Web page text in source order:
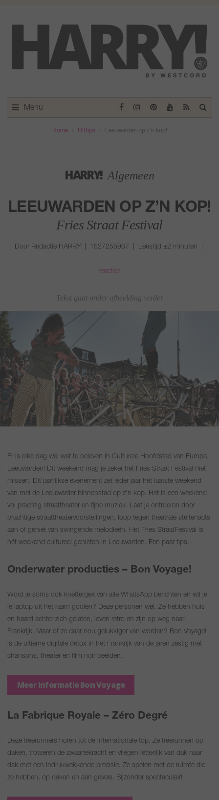
Menu
Home Uittips Leeuwarden op z’n kop!
HARRY! Algemeen
LEEUWARDEN OP Z’N KOP!
Fries Straat Festival
Door Redactie HARRY! | 1527255907 | Leestijd ±2 minuten |
reacties
Tekst gaat onder afbeelding verder
Er is elke dag wel wat te beleven in Culturele Hoofdstad van Europa,
Leeuwarden! Dit weekend mag je zeker het Fries Straat Festival niet
missen. Dit jaarlijkse evenement zet ieder jaar het laatste weekend
van mei de Leeuwarder binnenstad op z’n kop. Het is een weekend
vol prachtig straattheater en fijne muziek. Laat je ontroeren door
prachtige straattheatervoorstellingen, loop tegen theatrale steltenacts
aan of geniet van swingende melodieën. Het Fries StraatFestival is
hét weekend cultureel genieten in Leeuwarden. Een paar tips:
Onderwater producties – Bon Voyage!
Word je soms ook knettergek van alle WhatsApp berichten en wil je
je laptop uit het raam gooien? Deze personen wel. Ze hebben huis
en haard achter zich gelaten, leven retro en zijn op weg naar
Frankrijk. Maar of ze daar nou gelukkiger van worden? Bon Voyage!
is de ultieme digitale detox in het Frankrijk van de jaren zestig met
chansons, theater en film noir beelden.
Meer informatie Bon Voyage
La Fabrique Royale – Zéro Degré
Deze freerunners horen tot de internationale top. Ze freerunnen op
daken, trotseren de zwaartekracht en vliegen letterlijk van dak naar
dak met een indrukwekkende precisie. Ze spelen met de ruimte die
ze hebben, op daken en aan gevels. Bijzonder spectaculair!